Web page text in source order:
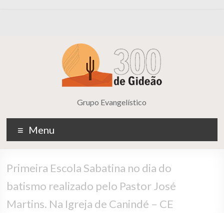
Grupo Evangelístico
Menu
Primeira Escola Sabatina no dia do
batismo realizado pelo Pastor José
Martins. Na Igreja de Canindé – CE